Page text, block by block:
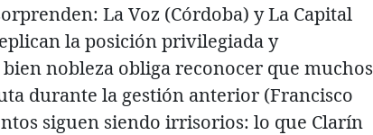
La Voz (Córdoba) y La Capital
la posición privilegiada y
nobleza obliga reconocer que muchos
durante la gestión anterior (Francisco
siguen siendo irrisorios: lo que Clarín